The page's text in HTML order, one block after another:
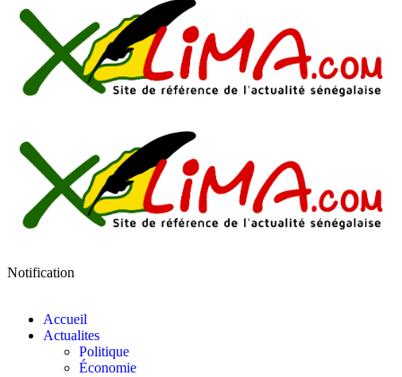
Notification
Accueil
Actualites
Politique
Économie